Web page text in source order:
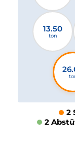
13.50
ton
2
2